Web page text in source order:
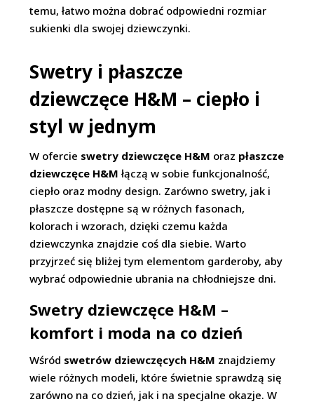
temu, łatwo można dobrać odpowiedni rozmiar
sukienki dla swojej dziewczynki.
Swetry i płaszcze
dziewczęce H&M – ciepło i
styl w jednym
W ofercie swetry dziewczęce H&M oraz płaszcze
dziewczęce H&M łączą w sobie funkcjonalność,
ciepło oraz modny design. Zarówno swetry, jak i
płaszcze dostępne są w różnych fasonach,
kolorach i wzorach, dzięki czemu każda
dziewczynka znajdzie coś dla siebie. Warto
przyjrzeć się bliżej tym elementom garderoby, aby
wybrać odpowiednie ubrania na chłodniejsze dni.
Swetry dziewczęce H&M –
komfort i moda na co dzień
Wśród swetrów dziewczęcych H&M znajdziemy
wiele różnych modeli, które świetnie sprawdzą się
zarówno na co dzień, jak i na specjalne okazje. W